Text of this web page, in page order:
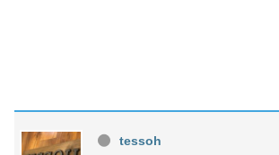
tessoh